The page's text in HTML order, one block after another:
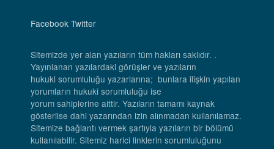
Facebook Twitter
Sitemizde yer alan yazıların tüm hakları saklıdır. .
Yayınlanan yazılardaki görüşler ve yazıların
hukuki sorumluluğu yazarlarına; bunlara ilişkin yapılan
yorumların hukuki sorumluluğu ise
yorum sahiplerine aittir. Yazıların tamamı kaynak
gösterilse dahi yazarından izin alınmadan kullanılamaz.
Sitemize bağlantı vermek şartıyla yazıların bir bölümü
kullanılabilir. Sitemiz harici linklerin sorumluluğunu